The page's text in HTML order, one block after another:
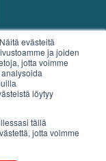
evästeitä
ja joiden
jotta voimme
löytyy
tällä
jotta voimme